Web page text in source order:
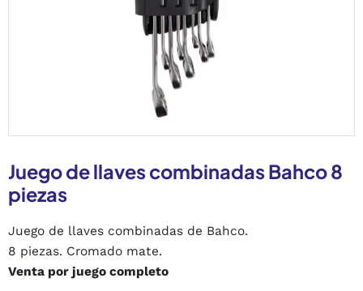
Juego de llaves combinadas Bahco 8
piezas
Juego de llaves combinadas de Bahco.
8 piezas. Cromado mate.
Venta por juego completo